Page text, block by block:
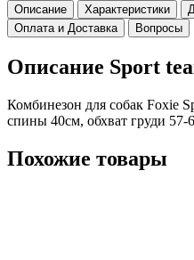
Описание Характеристики
Оплата и Доставка
Вопросы
Описание Sport
Комбинезон для собак Foxie
спины 40см, обхват груди 57-
Похожие товары